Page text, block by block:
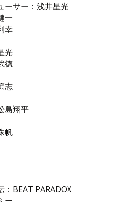
ーサー：浅井星光
一
幸
光
徳
志
島翔平
帆
BEAT PARADOX